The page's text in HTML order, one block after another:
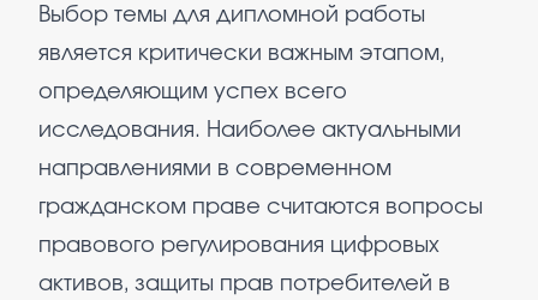
Выбор темы для дипломной работы
является критически важным этапом,
определяющим успех всего
исследования. Наиболее актуальными
направлениями в современном
гражданском праве считаются вопросы
правового регулирования цифровых
активов, защиты прав потребителей в